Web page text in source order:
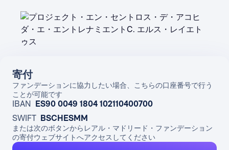
寄付
ファンデーションに協力したい場合、こちらの口座番号で行う
ことが可能です
IBAN ES90 0049 1804 102110400700
SWIFT BSCHESMM
または次のボタンからレアル・マドリード・ファンデーション
の寄付ウェブサイトへアクセスしてください